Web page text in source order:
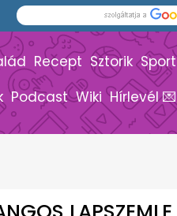
Recept Sztorik Sport
Podcast Wiki Hírlevél 💌